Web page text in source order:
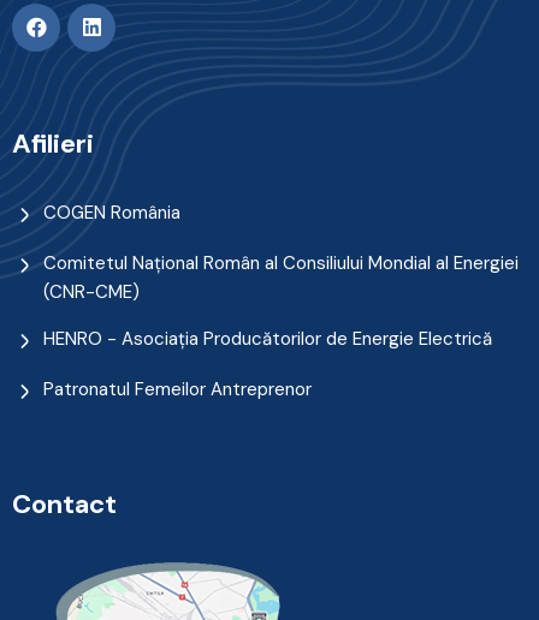
Afilieri
COGEN România
Comitetul Naţional Român al Consiliului Mondial al Energiei
(CNR-CME)
HENRO - Asociația Producătorilor de Energie Electrică
Patronatul Femeilor Antreprenor
Contact